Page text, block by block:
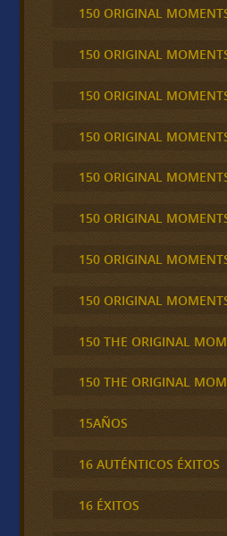
150 ORIGINAL
150 ORIGINAL
150 ORIGINAL
150 ORIGINAL
150 ORIGINAL
150 ORIGINAL
150 ORIGINAL
150 ORIGINAL
150 THE ORIGINAL
150 THE ORIGINAL
15AÑOS
16 AUTÉNTICOS ÉXITOS
16 ÉXITOS